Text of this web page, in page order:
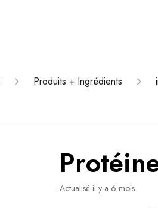
Produits + Ingrédients
Actualisé il y a 6 mois